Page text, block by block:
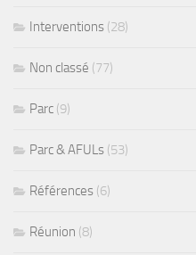
Interventions (28)
Non classé (77)
Parc (9)
Parc & AFULs (53)
Références (6)
Réunion (8)